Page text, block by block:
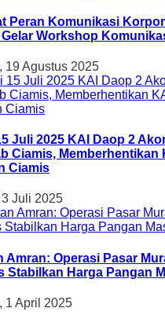
Peran Komunikasi
Gelar Workshop
19 Agustus 2025
Juli 2025 KAI Daop 2
Ciamis, Memberhentikan
Ciamis
Juli 2025
Amran: Operasi Pasar
Stabilkan Harga Pangan
1 April 2025